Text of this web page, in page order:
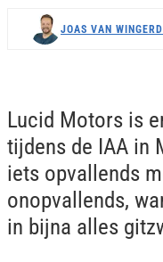
JOAS VAN
Lucid Motors is
tijdens de IAA in
iets opvallends
onopvallends,
in bijna alles